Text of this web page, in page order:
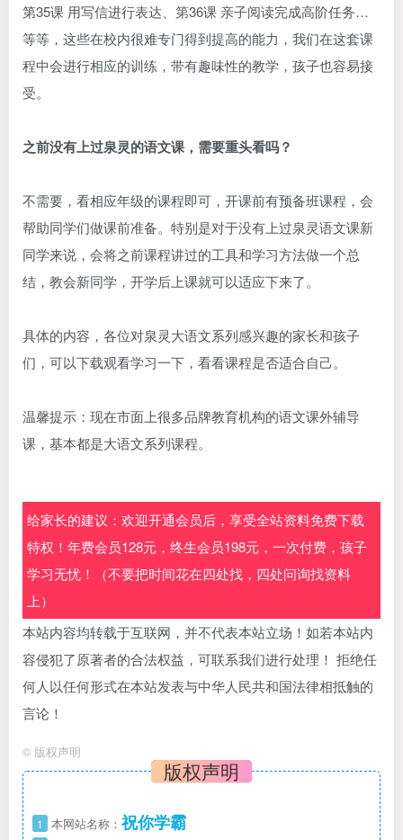
第35课 用写信进行表达、第36课 亲子阅读完成高阶任务…
等等，这些在校内很难专门得到提高的能力，我们在这套课
程中会进行相应的训练，带有趣味性的教学，孩子也容易接
受。
之前没有上过泉灵的语文课，需要重头看吗？
不需要，看相应年级的课程即可，开课前有预备班课程，会
帮助同学们做课前准备。特别是对于没有上过泉灵语文课新
同学来说，会将之前课程讲过的工具和学习方法做一个总
结，教会新同学，开学后上课就可以适应下来了。
具体的内容，各位对泉灵大语文系列感兴趣的家长和孩子
们，可以下载观看学习一下，看看课程是否适合自己。
温馨提示：现在市面上很多品牌教育机构的语文课外辅导
课，基本都是大语文系列课程。
给家长的建议：欢迎开通会员后，享受全站资料免费下载
特权！年费会员128元，终生会员198元，一次付费，孩子
学习无忧！（不要把时间花在四处找，四处问询找资料
上）
本站内容均转载于互联网，并不代表本站立场！如若本站内
容侵犯了原著者的合法权益，可联系我们进行处理！ 拒绝任
何人以任何形式在本站发表与中华人民共和国法律相抵触的
言论！
© 版权声明
版权声明
1 本网站名称： 祝你学霸